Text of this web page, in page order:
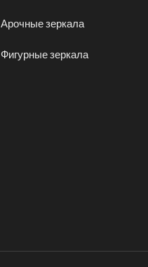
Арочные зеркала
Фигурные зеркала